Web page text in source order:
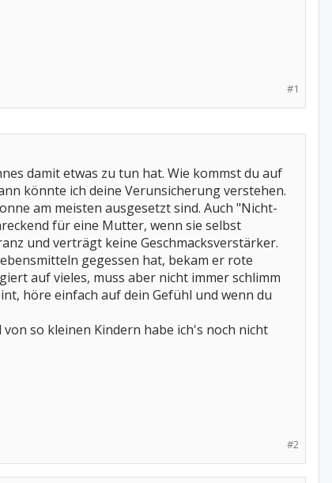
#1
damit etwas zu tun hat. Wie kommst du auf
könnte ich deine Verunsicherung verstehen.
am meisten ausgesetzt sind. Auch "Nicht-
für eine Mutter, wenn sie selbst
und verträgt keine Geschmacksverstärker.
gegessen hat, bekam er rote
auf vieles, muss aber nicht immer schlimm
höre einfach auf dein Gefühl und wenn du
so kleinen Kindern habe ich's noch nicht
#2